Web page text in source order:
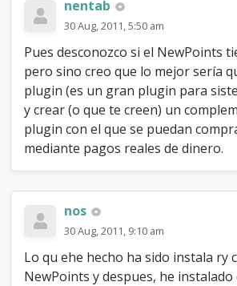
nentab
30 Aug, 2011, 5:50 am
Pues desconozco si el NewPoints
pero sino creo que lo mejor sería
plugin (es un gran plugin para
y crear (o que te creen) un
plugin con el que se puedan
mediante pagos reales de dinero.
nos
30 Aug, 2011, 9:10 am
Lo qu ehe hecho ha sido instala ry
NewPoints y despues, he instalado